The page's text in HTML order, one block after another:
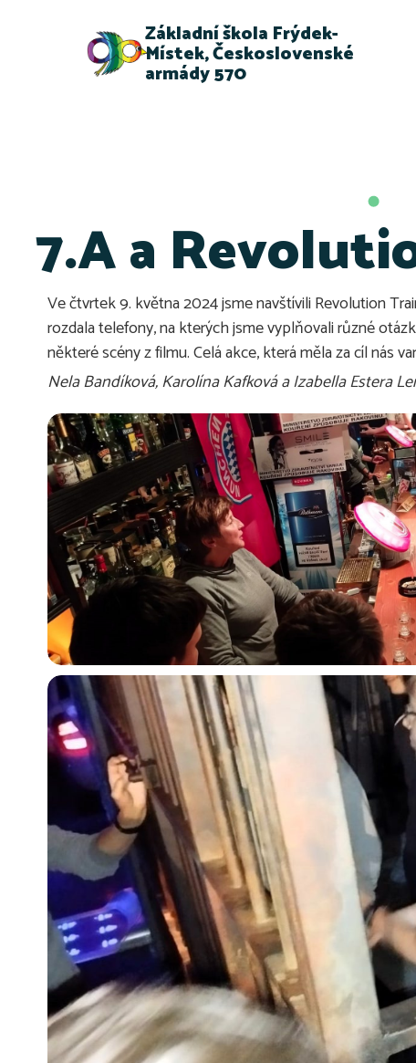
Základní škola Frýdek-
Místek, Československé
armády 570
7.A a
Ve čtvrtek 9. května 2024 jsme navštívili Revolution
rozdala telefony, na kterých jsme vyplňovali různé
některé scény z filmu. Celá akce, která měla za cíl nás
Nela Bandíková, Karolína Kafková a Izabella Estera